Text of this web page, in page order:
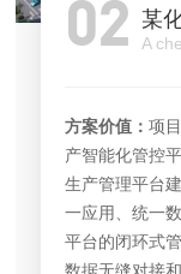
02 某
A
方案价值： 项
产智能化管控
生产管理平台
一应用、统一
平台的闭环式